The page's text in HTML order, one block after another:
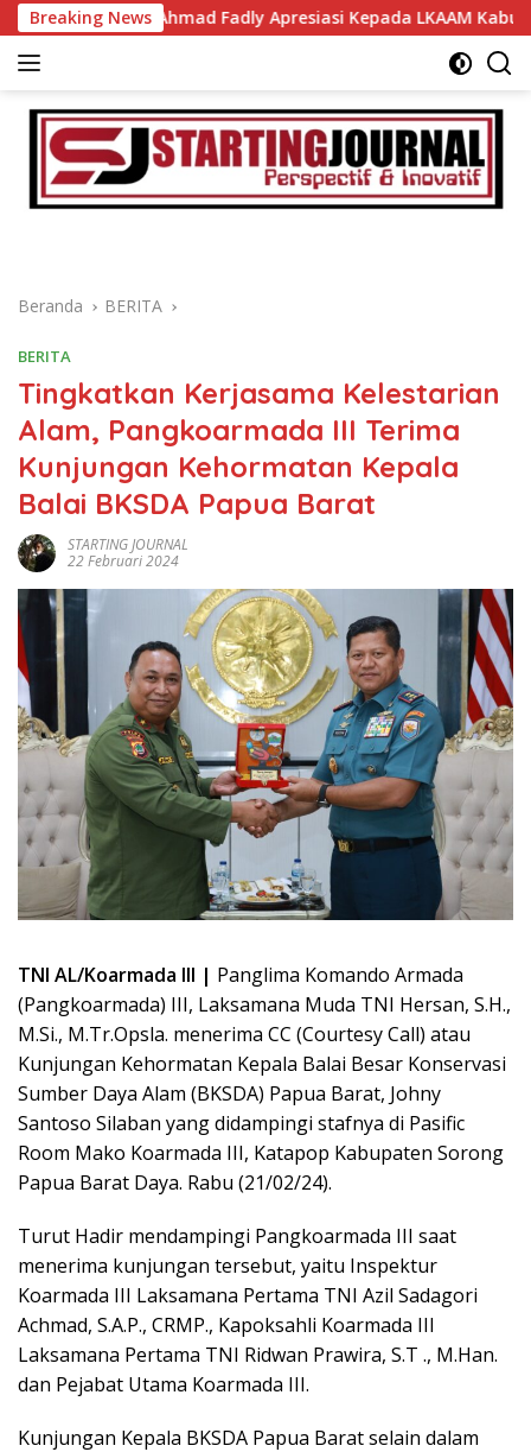
Langsung
ke
konten
Breaking News
Wabup Ahmad Fadly Apresiasi Kepada LKAAM Kabupaten
Beranda BERITA
BERITA
Tingkatkan Kerjasama Kelestarian
Alam, Pangkoarmada III Terima
Kunjungan Kehormatan Kepala
Balai BKSDA Papua Barat
STARTING JOURNAL
22 Februari 2024
TNI AL/Koarmada III | Panglima Komando Armada
(Pangkoarmada) III, Laksamana Muda TNI Hersan, S.H.,
M.Si., M.Tr.Opsla. menerima CC (Courtesy Call) atau
Kunjungan Kehormatan Kepala Balai Besar Konservasi
Sumber Daya Alam (BKSDA) Papua Barat, Johny
Santoso Silaban yang didampingi stafnya di Pasific
Room Mako Koarmada III, Katapop Kabupaten Sorong
Papua Barat Daya. Rabu (21/02/24).
Turut Hadir mendampingi Pangkoarmada III saat
menerima kunjungan tersebut, yaitu Inspektur
Koarmada III Laksamana Pertama TNI Azil Sadagori
Achmad, S.A.P., CRMP., Kapoksahli Koarmada III
Laksamana Pertama TNI Ridwan Prawira, S.T ., M.Han.
dan Pejabat Utama Koarmada III.
Kunjungan Kepala BKSDA Papua Barat selain dalam